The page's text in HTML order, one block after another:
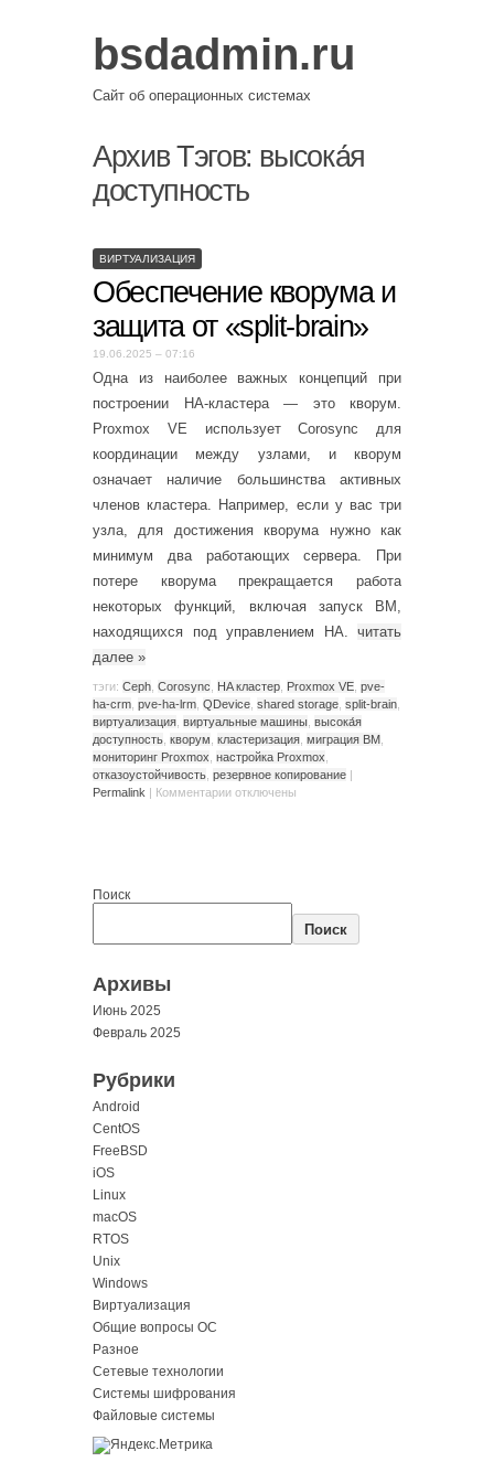
bsdadmin.ru
Сайт об операционных системах
Архив Тэгов: высока́я
доступность
ВИРТУАЛИЗАЦИЯ
Обеспечение кворума и
защита от «split-brain»
19.06.2025 – 07:16
Одна из наиболее важных концепций при
построении HA-кластера — это кворум.
Proxmox VE использует Corosync для
координации между узлами, и кворум
означает наличие большинства активных
членов кластера. Например, если у вас три
узла, для достижения кворума нужно как
минимум два работающих сервера. При
потере кворума прекращается работа
некоторых функций, включая запуск ВМ,
находящихся под управлением HA. читать
далее »
тэги: Ceph Corosync HA кластер Proxmox VE pve-
ha-crm pve-ha-lrm QDevice shared storage split-brain
виртуализация виртуальные машины высока́я
доступность кворум кластеризация миграция ВМ
мониторинг Proxmox настройка Proxmox
отказоустойчивость резервное копирование |
Permalink | Комментарии отключены
Поиск
Поиск
Архивы
Июнь 2025
Февраль 2025
Рубрики
Android
CentOS
FreeBSD
iOS
Linux
macOS
RTOS
Unix
Windows
Виртуализация
Общие вопросы ОС
Разное
Сетевые технологии
Системы шифрования
Файловые системы